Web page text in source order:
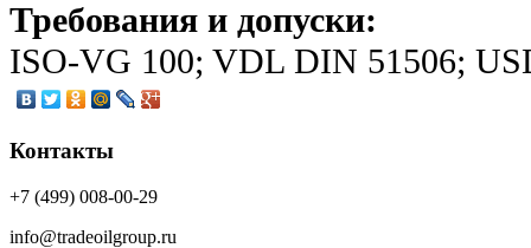
Требования и допуски:
ISO-VG 100; VDL DIN 51506;
Контакты
+7 (499) 008-00-29
info@tradeoilgroup.ru